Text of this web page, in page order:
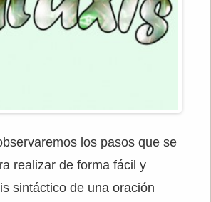
los pasos que se
realizar de forma fácil y
sintáctico de una oración